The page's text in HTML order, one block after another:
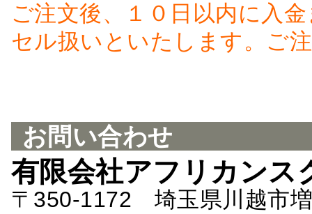
ご注文後、１０日以内に入
セル扱いといたします。ご
お問い合わせ
有限会社アフリカンス
〒350-1172 埼玉県川越市